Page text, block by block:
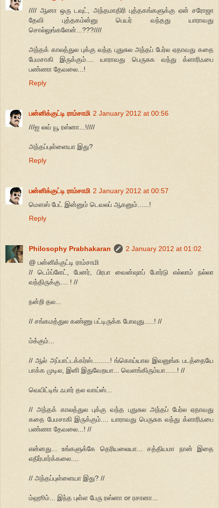
//// ஆனா ஒரு டவுட், அந்தமாதிரி புத்தகங்களுக்கு ஏன் சரோஜா
தேவி புத்தகம்ன்னு பெயர் வந்தது யாராவது
சொல்லுங்களேன்...???////
அந்தக் காலத்துல புக்கு வந்த புதுசுல அந்தப் பேர்ல ஏதாவது கதை
பேமசாகி இருக்கும்.... யாராவது பெருசுக வந்து க்ளாரிஃபை
பண்ணா தேவலை...!
Reply
பன்னிக்குட்டி ராம்சாமி 2 January 2012 at 00:56
///ஐ லவ் யூ ரஸ்னா...!////
அந்தப்புள்ளையா இது?
Reply
பன்னிக்குட்டி ராம்சாமி 2 January 2012 at 00:57
மௌஸ் பேட் இன்னும் டெவலப் ஆகனும்......!
Reply
Philosophy Prabhakaran
2 January 2012 at 01:02
@ பன்னிக்குட்டி ராம்சாமி
// டெம்ப்ளேட், பேனர், பிரபா வைன்ஷாப் போர்டு எல்லாம் நல்லா
வந்திருக்கு.... ! //
நன்றி தல...
// சங்கமத்துல கண்ணு பட்டிருக்க போவுது.....! //
ம்க்கும்...
// ஆல் அப்பாட்டக்கர்ஸ்.........! ங்கொய்யால இவனுங்க படத்தையே
பாக்க முடில, இனி இதுவேறயா... வெளங்கிரும்யா......! //
வெயிட்டிங் ஃபார் தல வாய்ஸ்...
// அந்தக் காலத்துல புக்கு வந்த புதுசுல அந்தப் பேர்ல ஏதாவது
கதை பேமசாகி இருக்கும்.... யாராவது பெருசுக வந்து க்ளாரிஃபை
பண்ணா தேவலை...! //
என்னது... உங்களுக்கே தெரியலையா... சத்தியமா நான் இதை
எதிர்பார்க்கலை....
// அந்தப்புள்ளையா இது? //
ம்ஹூம்... இந்த புள்ள பேரு ரஸ்னா or ரசானா...